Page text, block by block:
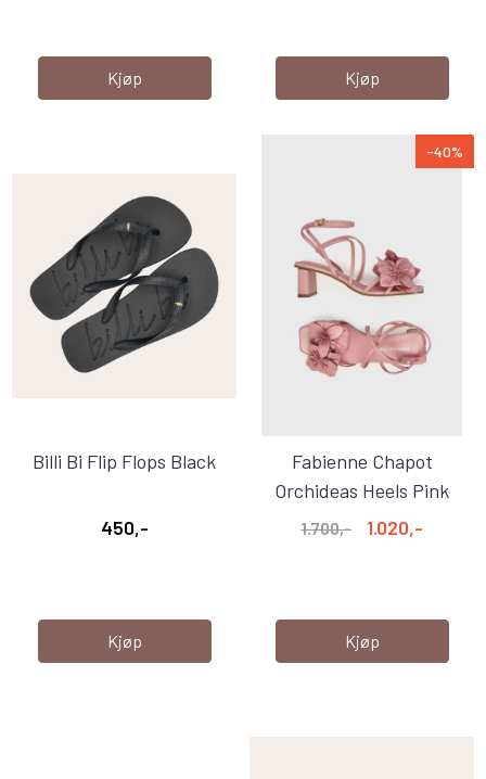
Kjøp Kjøp
Billi Bi Flip Flops Black
450,-
Kjøp
-40%
Fabienne Chapot
Orchideas Heels Pink
Rendez Vous
1.700,- 1.020,-
Kjøp